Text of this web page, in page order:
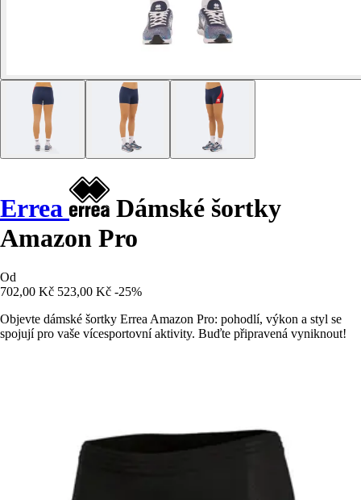
Errea
Dámské šortky
Amazon Pro
Od
702,00 Kč 523,00 Kč -25%
Objevte dámské šortky Errea Amazon Pro: pohodlí, výkon a styl se
spojují pro vaše vícesportovní aktivity. Buďte připravená vyniknout!